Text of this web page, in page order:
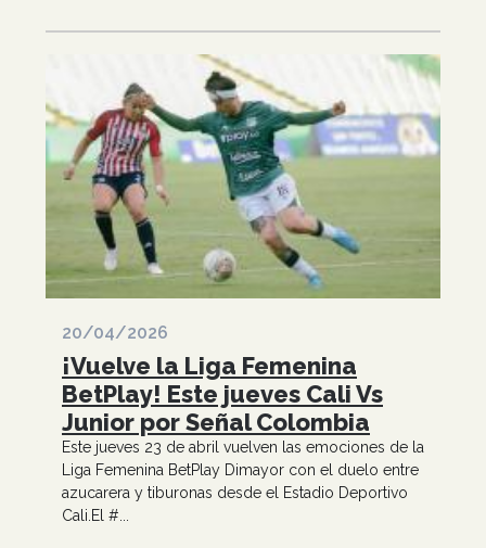
20/04/2026
¡Vuelve la Liga Femenina
BetPlay! Este jueves Cali Vs
Junior por Señal Colombia
Este jueves 23 de abril vuelven las emociones de la
Liga Femenina BetPlay Dimayor con el duelo entre
azucarera y tiburonas desde el Estadio Deportivo
Cali.El #...